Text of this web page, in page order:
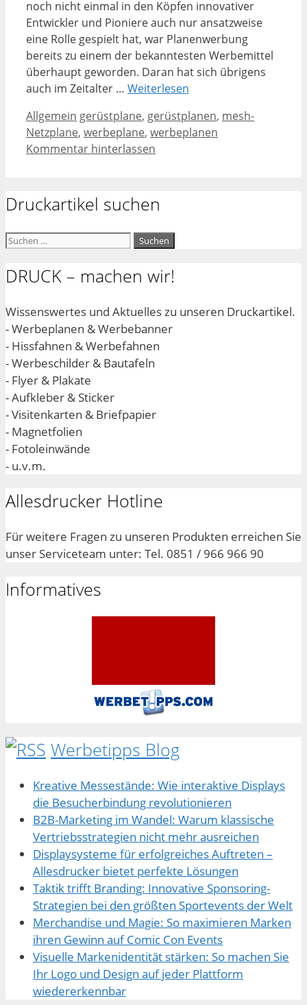
noch nicht einmal in den Köpfen innovativer
Entwickler und Pioniere auch nur ansatzweise
eine Rolle gespielt hat, war Planenwerbung
bereits zu einem der bekanntesten Werbemittel
überhaupt geworden. Daran hat sich übrigens
auch im Zeitalter … Weiterlesen
Kategorien
Allgemein Schlagwörter
gerüstplane, gerüstplanen, mesh-
Netzplane, werbeplane, werbeplanen
Kommentar hinterlassen
Druckartikel suchen
Suchen
DRUCK – machen wir!
Wissenswertes und Aktuelles zu unseren Druckartikel.
- Werbeplanen & Werbebanner
- Hissfahnen & Werbefahnen
- Werbeschilder & Bautafeln
- Flyer & Plakate
- Aufkleber & Sticker
- Visitenkarten & Briefpapier
- Magnetfolien
- Fotoleinwände
- u.v.m.
Allesdrucker Hotline
Für weitere Fragen zu unseren Produkten erreichen Sie
unser Serviceteam unter: Tel. 0851 / 966 966 90
Informatives
Werbetipps Blog
Kreative Messestände: Wie interaktive Displays
die Besucherbindung revolutionieren
B2B-Marketing im Wandel: Warum klassische
Vertriebsstrategien nicht mehr ausreichen
Displaysysteme für erfolgreiches Auftreten –
Allesdrucker bietet perfekte Lösungen
Taktik trifft Branding: Innovative Sponsoring-
Strategien bei den größten Sportevents der Welt
Merchandise und Magie: So maximieren Marken
ihren Gewinn auf Comic Con Events
Visuelle Markenidentität stärken: So machen Sie
Ihr Logo und Design auf jeder Plattform
wiedererkennbar